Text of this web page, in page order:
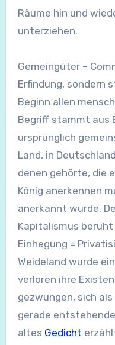
Räume hin und
unterziehen.
Gemeingüter –
Erfindung, sondern
Beginn allen
Begriff stammt aus
ursprünglich
Land, in
denen gehörte, die
König anerkennen
anerkannt wurde.
Kapitalismus
Einhegung =
Weideland wurde
verloren ihre
gezwungen, sich
gerade
altes Gedicht